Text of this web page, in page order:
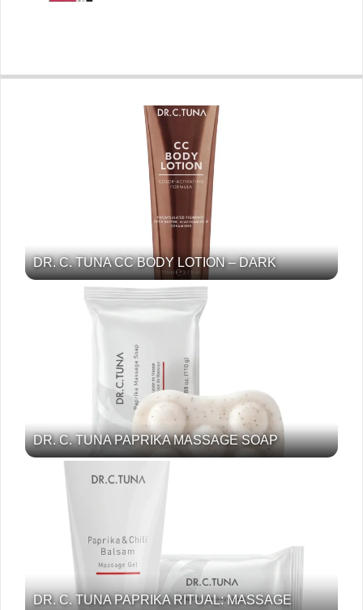
DR. C. TUNA CC BODY LOTION – DARK
DR. C. TUNA PAPRIKA MASSAGE SOAP
DR. C. TUNA PAPRIKA RITUAL: MASSAGE